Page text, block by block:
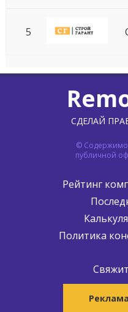
5
СДЕЛАЙ
©
публичной
Рейтинг
Политика